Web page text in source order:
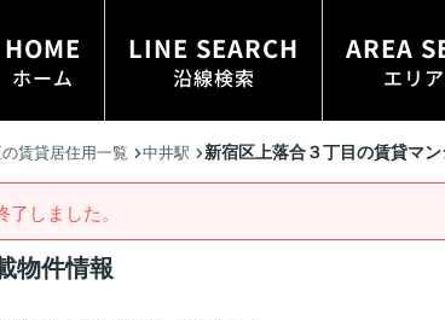
HOME
ホーム
LINE SEARCH
沿線検索
AREA
エリ
賃貸居住用一覧 中井駅 新宿区上落合３丁目の賃貸マ
しました。
物件情報